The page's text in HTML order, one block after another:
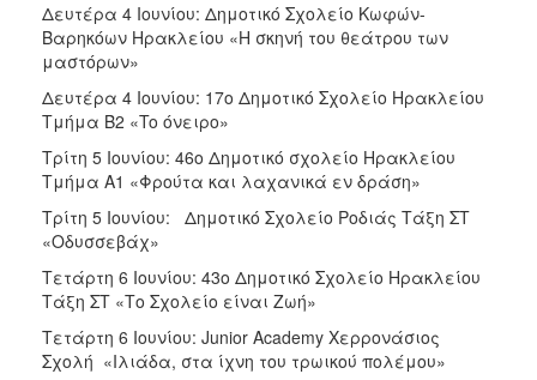
Δευτέρα 4 Ιουνίου: Δημοτικό Σχολείο Κωφών-
Βαρηκόων Ηρακλείου «Η σκηνή του θεάτρου των
μαστόρων»
Δευτέρα 4 Ιουνίου: 17ο Δημοτικό Σχολείο Ηρακλείου
Τμήμα Β2 «To όνειρο»
Τρίτη 5 Ιουνίου: 46ο Δημοτικό σχολείο Ηρακλείου
Τμήμα Α1 «Φρούτα και λαχανικά εν δράση»
Τρίτη 5 Ιουνίου: Δημοτικό Σχολείο Ροδιάς Τάξη ΣΤ
«Οδυσσεβάχ»
Τετάρτη 6 Ιουνίου: 43ο Δημοτικό Σχολείο Ηρακλείου
Τάξη ΣΤ «Το Σχολείο είναι Ζωή»
Τετάρτη 6 Ιουνίου: Junior Academy Xερρονάσιος
Σχολή «Ιλιάδα, στα ίχνη του τρωικού πολέμου»